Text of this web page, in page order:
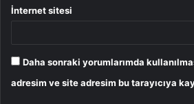
İnternet sitesi
Daha sonraki yorumlarımda
adresim ve site adresim bu tarayıcıya